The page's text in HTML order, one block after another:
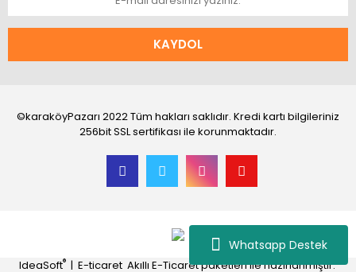
Whatsapp Destek
KAYDOL
©karaköyPazarı 2022 Tüm hakları saklıdır. Kredi kartı bilgileriniz
256bit SSL sertifikası ile korunmaktadır.
IdeaSoft® | E-ticaret Akıllı E-Ticaret paketleri ile hazırlanmıştır.